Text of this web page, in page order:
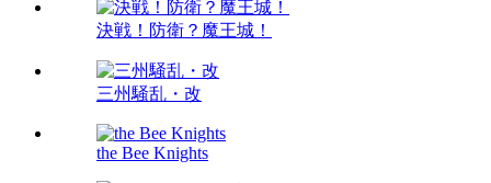
決戦！防衛？魔王城！
三州騒乱・改
the Bee Knights